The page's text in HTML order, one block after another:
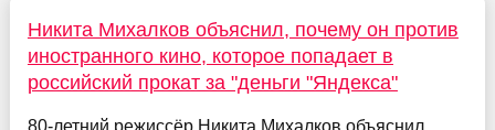
Никита Михалков объяснил, почему он против
иностранного кино, которое попадает в
российский прокат за "деньги "Яндекса"